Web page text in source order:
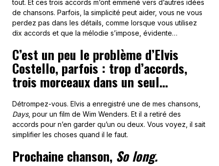
tout. Et ces trois accords m’ont emmené vers d’autres idées
de chansons. Parfois, la simplicité peut aider, vous ne vous
perdez pas dans les détails, comme lorsque vous utilisez
dix accords et que la mélodie s’impose, évidente…
C’est un peu le problème d’Elvis
Costello, parfois : trop d’accords,
trois morceaux dans un seul…
Détrompez-vous. Elvis a enregistré une de mes chansons,
Days, pour un film de Wim Wenders. Et il a retiré des
accords pour n’en garder qu’un ou deux. Vous voyez, il sait
simplifier les choses quand il le faut.
Prochaine chanson, So long.